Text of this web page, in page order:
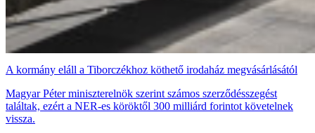
A kormány eláll a Tiborczékhoz köthető irodaház megvásárlásától
Magyar Péter miniszterelnök szerint számos szerződésszegést
találtak, ezért a NER-es köröktől 300 milliárd forintot követelnek
vissza.